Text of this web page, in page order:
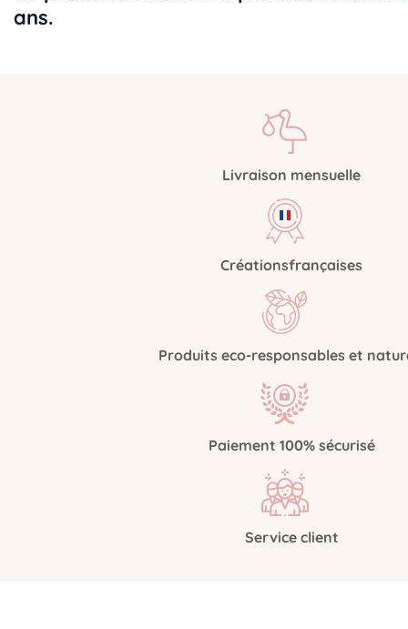
ans.
Livraison mensuelle
Créationsfrançaises
Produits eco-responsables et
Paiement 100% sécurisé
Service client